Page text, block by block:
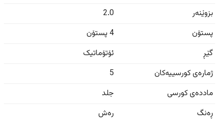
بزوێنەر
2.0
پستۆن
4 پستۆن
گێڕ
ئۆتۆماتیک
ژمارەی کورسییەکان
5
ماددەی کورسی
جلد
ڕەنگ
رەش